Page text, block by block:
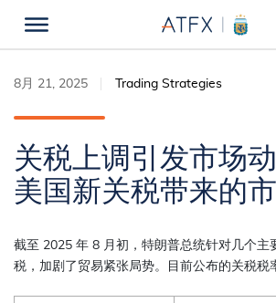
8月 21, 2025 Trading Strategies
关税上调引发市场
美国新关税带来的
截至 2025 年 8 月初，特朗普总统针对几个主
税，加剧了贸易紧张局势。目前公布的关税税